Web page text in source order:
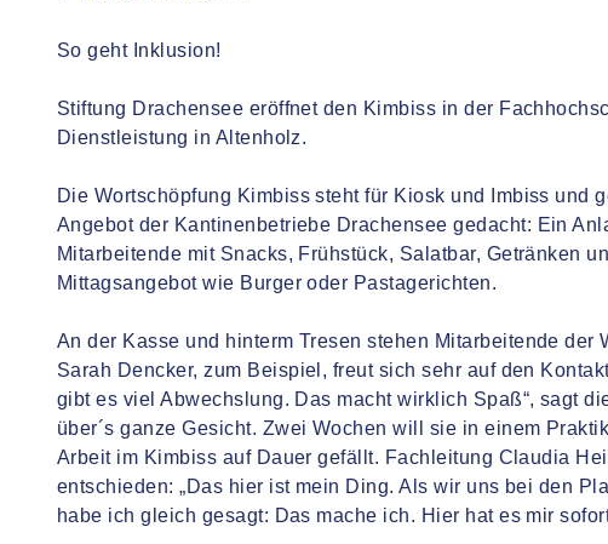
So geht Inklusion!
Stiftung Drachensee eröffnet den Kimbiss in der
Dienstleistung in Altenholz.
Die Wortschöpfung Kimbiss steht für Kiosk und Imbiss und
Angebot der Kantinenbetriebe Drachensee gedacht: Ein
Mitarbeitende mit Snacks, Frühstück, Salatbar, Getränken
Mittagsangebot wie Burger oder Pastagerichten.
An der Kasse und hinterm Tresen stehen Mitarbeitende der
Sarah Dencker, zum Beispiel, freut sich sehr auf den
gibt es viel Abwechslung. Das macht wirklich Spaß“, sagt
über´s ganze Gesicht. Zwei Wochen will sie in einem
Arbeit im Kimbiss auf Dauer gefällt. Fachleitung Claudia
entschieden: „Das hier ist mein Ding. Als wir uns bei den
habe ich gleich gesagt: Das mache ich. Hier hat es mir